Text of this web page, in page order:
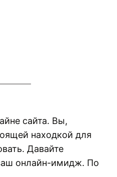
сайта. Вы,
находкой для
Давайте
онлайн-имидж. По